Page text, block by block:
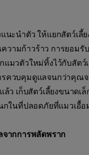
นะนำตัว ให้แยกสัตว์เลี้
ามก้าวร้าว การยอมรับ
มวตัวใหม่ทิ้งไว้กับสัตว์
ควบคุมดูแลจนกว่าคุณจ
ล้ว เก็บสัตว์เลี้ยงขนาดเ
กในที่ปลอดภัยที่แมวเอื้อ
จากการพลัดพราก